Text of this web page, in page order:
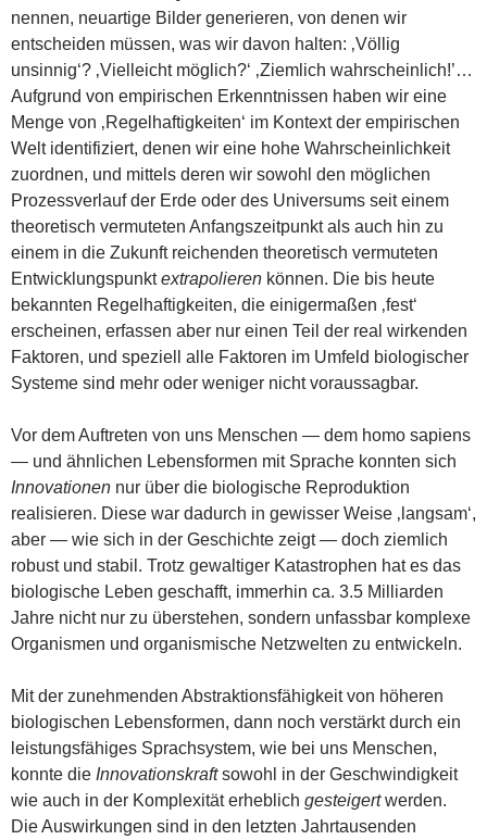
nennen, neuartige Bilder generieren, von denen wir
entscheiden müssen, was wir davon halten: ‚Völlig
unsinnig‘? ‚Vielleicht möglich?‘ ‚Ziemlich wahrscheinlich!’…
Aufgrund von empirischen Erkenntnissen haben wir eine
Menge von ‚Regelhaftigkeiten‘ im Kontext der empirischen
Welt identifiziert, denen wir eine hohe Wahrscheinlichkeit
zuordnen, und mittels deren wir sowohl den möglichen
Prozessverlauf der Erde oder des Universums seit einem
theoretisch vermuteten Anfangszeitpunkt als auch hin zu
einem in die Zukunft reichenden theoretisch vermuteten
Entwicklungspunktextrapolieren können. Die bis heute
bekannten Regelhaftigkeiten, die einigermaßen ‚fest‘
erscheinen, erfassen aber nur einen Teil der real wirkenden
Faktoren, und speziell alle Faktoren im Umfeld biologischer
Systeme sind mehr oder weniger nicht voraussagbar.
Vor dem Auftreten von uns Menschen — dem homo sapiens
— und ähnlichen Lebensformen mit Sprache konnten sich
Innovationen nur über die biologische Reproduktion
realisieren. Diese war dadurch in gewisser Weise ‚langsam‘,
aber — wie sich in der Geschichte zeigt — doch ziemlich
robust und stabil. Trotz gewaltiger Katastrophen hat es das
biologische Leben geschafft, immerhin ca. 3.5 Milliarden
Jahre nicht nur zu überstehen, sondern unfassbar komplexe
Organismen und organismische Netzwelten zu entwickeln.
Mit der zunehmenden Abstraktionsfähigkeit von höheren
biologischen Lebensformen, dann noch verstärkt durch ein
leistungsfähiges Sprachsystem, wie bei uns Menschen,
konnte die Innovationskraftsowohl in der Geschwindigkeit
wie auch in der Komplexität erheblich gesteigertwerden.
Die Auswirkungen sind in den letzten Jahrtausenden